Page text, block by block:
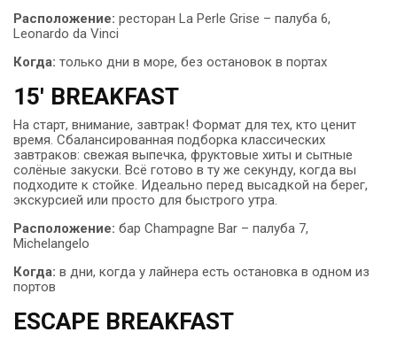
Расположение: ресторан La Perle Grise – палуба 6,
Leonardo da Vinci
Когда: только дни в море, без остановок в портах
15' BREAKFAST
На старт, внимание, завтрак! Формат для тех, кто ценит
время. Сбалансированная подборка классических
завтраков: свежая выпечка, фруктовые хиты и сытные
солёные закуски. Всё готово в ту же секунду, когда вы
подходите к стойке. Идеально перед высадкой на берег,
экскурсией или просто для быстрого утра.
Расположение: бар Champagne Bar – палуба 7,
Michelangelo
Когда: в дни, когда у лайнера есть остановка в одном из
портов
ESCAPE BREAKFAST